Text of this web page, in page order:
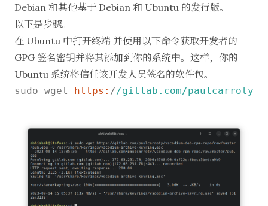
Debian 和其他基于 Debian 和 Ubuntu 的发行版。
以下是步骤。
在 Ubuntu 中打开终端 并使用以下命令获取开发者的
GPG 签名密钥并将其添加到你的系统中。这样，你的
Ubuntu 系统将信任该开发人员签名的软件包。
sudo wget https: //gitlab.com/paulcarroty